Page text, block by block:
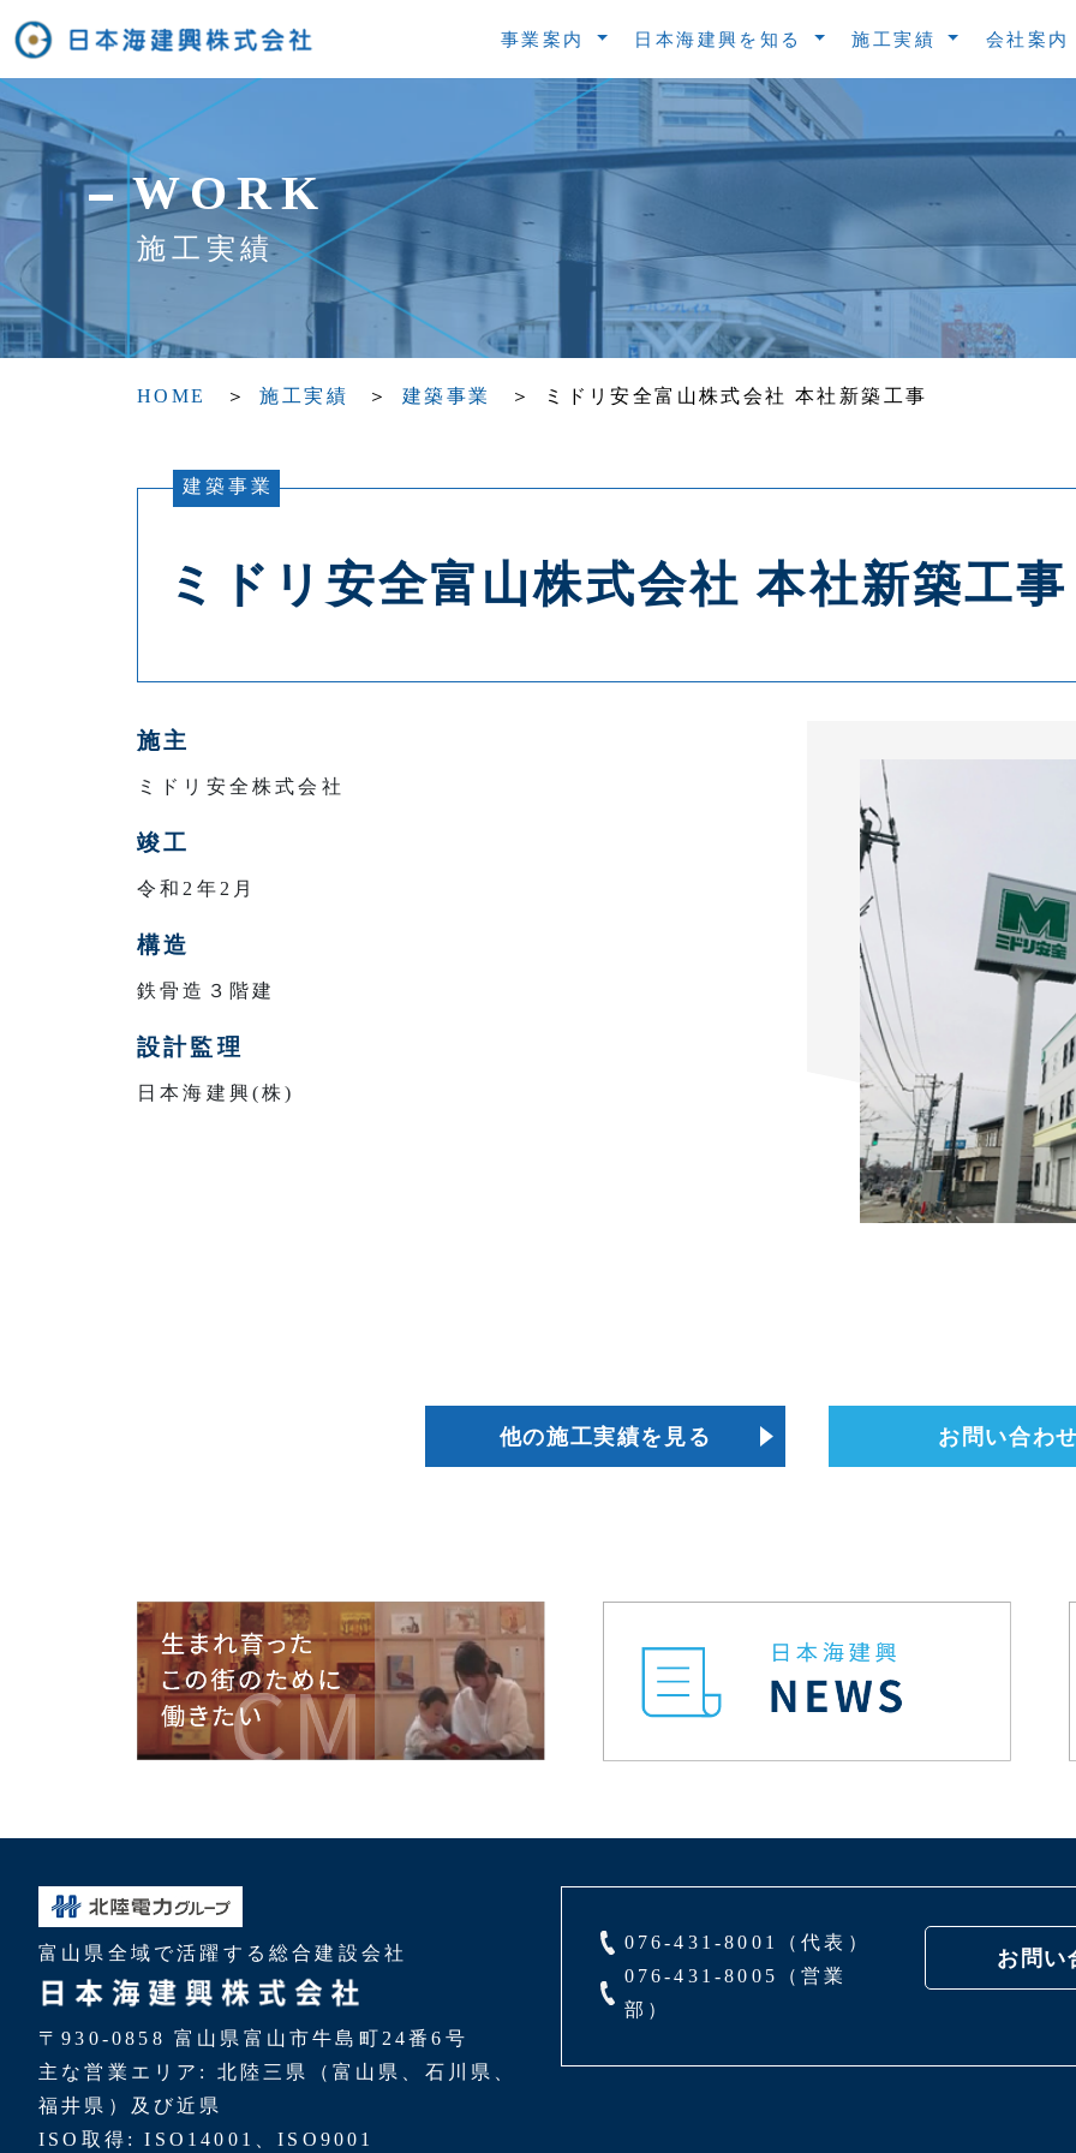
事業案内 日本海建興を知る 施工実績 会社案内
WORK
施工実績
HOME 施工実績 建築事業 ミドリ安全富山株式会社 本社新築工事
ミドリ安全富山株式会社 本社新築工事
建築事業
施主
ミドリ安全株式会社
竣工
令和2年2月
構造
鉄骨造３階建
設計監理
日本海建興(株)
他の施工実績を見る お問い合わ
富山県全域で活躍する総合建設会社
〒930-0858 富山県富山市牛島町24番6号
主な営業エリア: 北陸三県（富山県、石川県、
福井県）及び近県
ISO取得: ISO14001、ISO9001
076-431-8001（代表）
076-431-8005（営業
部）
お問い